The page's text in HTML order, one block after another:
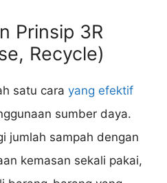
Prinsip 3R
Recycle)
satu cara yang efektif
sumber daya.
jumlah sampah dengan
kemasan sekali pakai,